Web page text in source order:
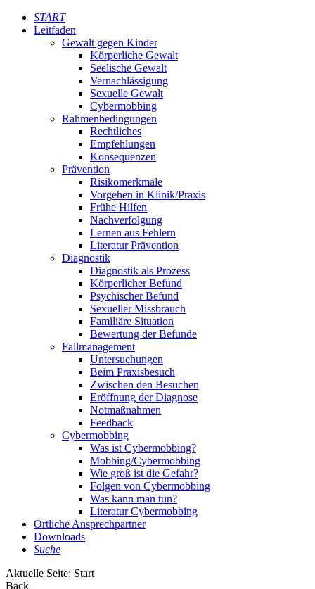
START
Leitfaden
Gewalt gegen Kinder
Körperliche Gewalt
Seelische Gewalt
Vernachlässigung
Sexuelle Gewalt
Cybermobbing
Rahmenbedingungen
Rechtliches
Empfehlungen
Konsequenzen
Prävention
Risikomerkmale
Vorgehen in Klinik/Praxis
Frühe Hilfen
Nachverfolgung
Lernen aus Fehlern
Literatur Prävention
Diagnostik
Diagnostik als Prozess
Körperlicher Befund
Psychischer Befund
Sexueller Missbrauch
Familiäre Situation
Bewertung der Befunde
Fallmanagement
Untersuchungen
Beim Praxisbesuch
Zwischen den Besuchen
Eröffnung der Diagnose
Notmaßnahmen
Feedback
Cybermobbing
Was ist Cybermobbing?
Mobbing/Cybermobbing
Wie groß ist die Gefahr?
Folgen von Cybermobbing
Was kann man tun?
Literatur Cybermobbing
Örtliche Ansprechpartner
Downloads
Suche
Aktuelle Seite: Start
Back